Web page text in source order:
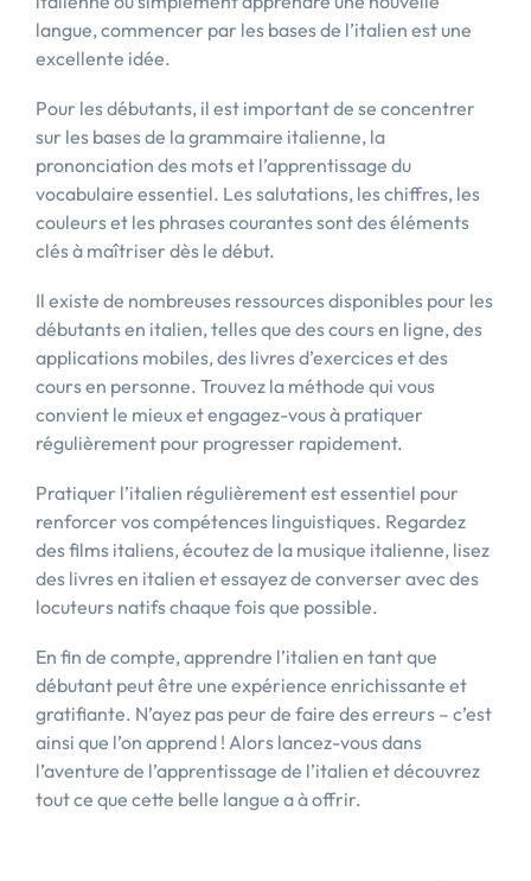
langue, commencer par les bases de l’italien est une
excellente idée.
Pour les débutants, il est important de se concentrer
sur les bases de la grammaire italienne, la
prononciation des mots et l’apprentissage du
vocabulaire essentiel. Les salutations, les chiffres, les
couleurs et les phrases courantes sont des éléments
clés à maîtriser dès le début.
Il existe de nombreuses ressources disponibles pour les
débutants en italien, telles que des cours en ligne, des
applications mobiles, des livres d’exercices et des
cours en personne. Trouvez la méthode qui vous
convient le mieux et engagez-vous à pratiquer
régulièrement pour progresser rapidement.
Pratiquer l’italien régulièrement est essentiel pour
renforcer vos compétences linguistiques. Regardez
des films italiens, écoutez de la musique italienne, lisez
des livres en italien et essayez de converser avec des
locuteurs natifs chaque fois que possible.
En fin de compte, apprendre l’italien en tant que
débutant peut être une expérience enrichissante et
gratifiante. N’ayez pas peur de faire des erreurs – c’est
ainsi que l’on apprend ! Alors lancez-vous dans
l’aventure de l’apprentissage de l’italien et découvrez
tout ce que cette belle langue a à offrir.